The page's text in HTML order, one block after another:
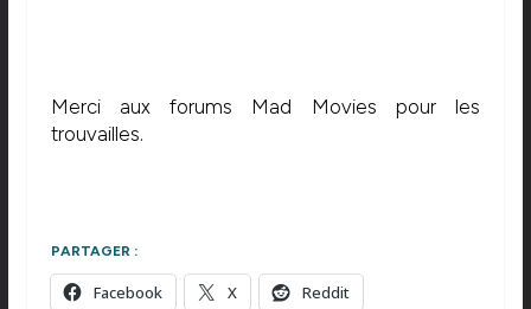
Merci aux forums Mad Movies pour les
trouvailles.
PARTAGER :
Facebook X Reddit